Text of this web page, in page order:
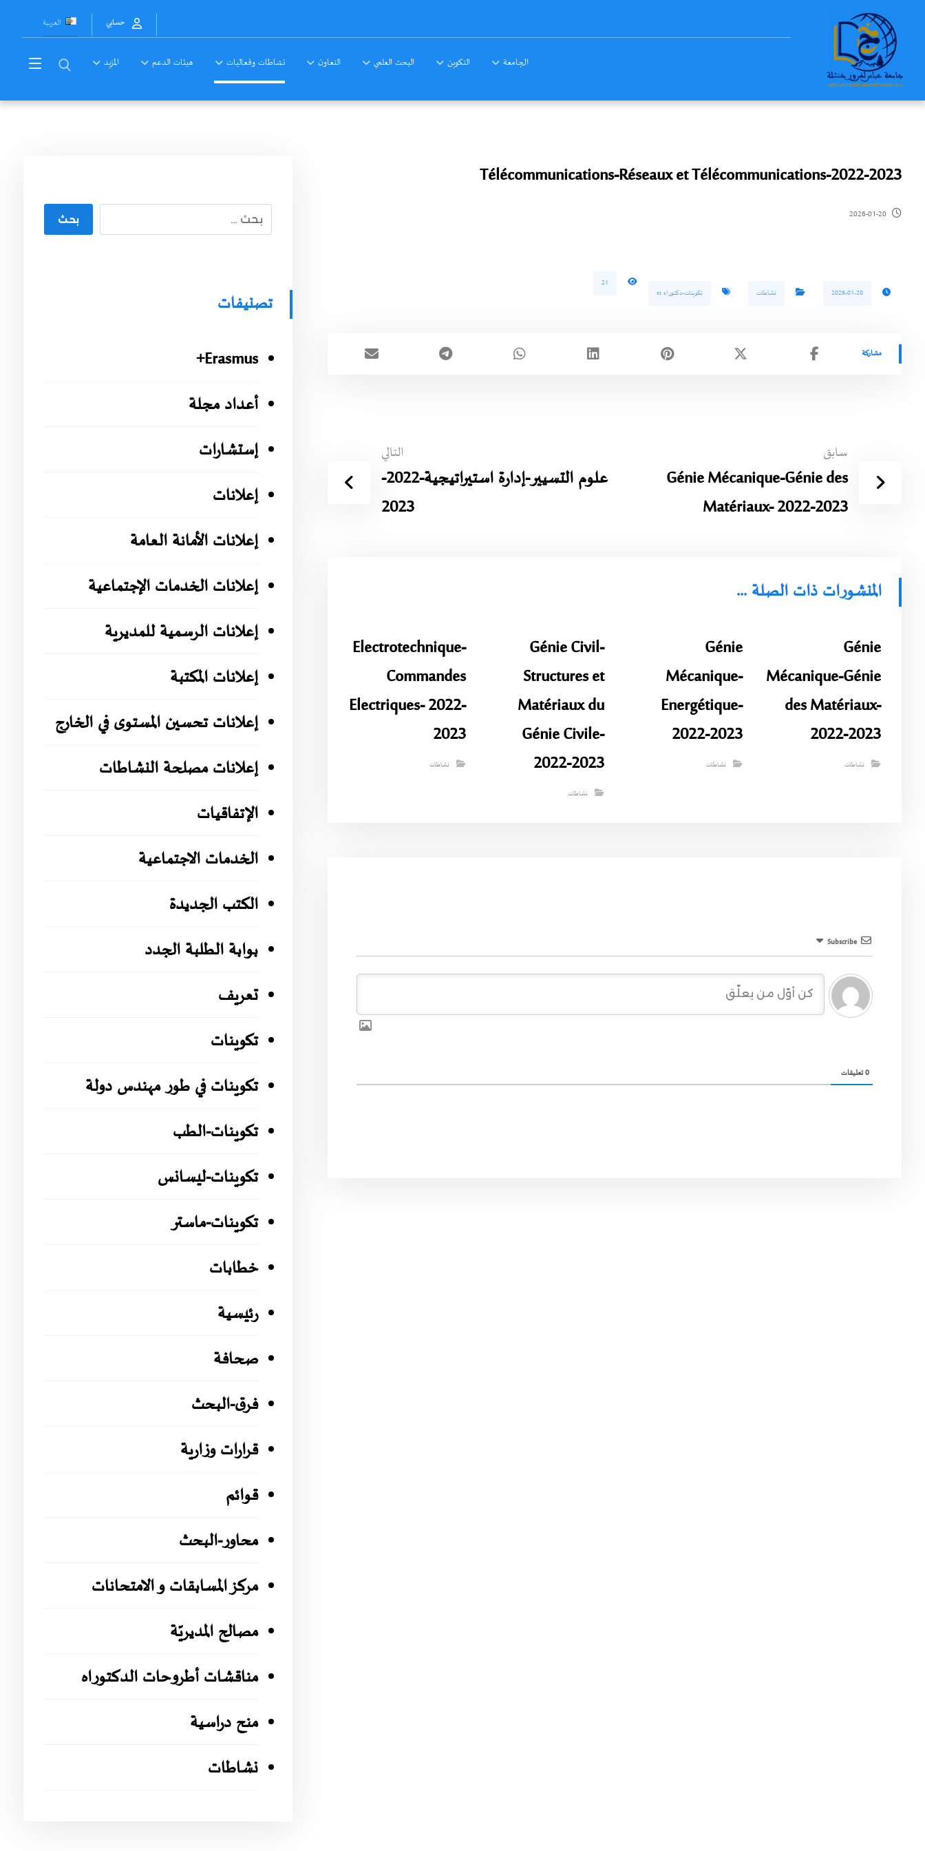
العربية حسابي
الجامعة التكوين البحث العلمي التعاون نشاطات وفعاليات هيئات الدعم المزيد
Télécommunications-Réseaux et Télécommunications-2022-2023
2026-01-20
2026-01-20 نشاطات تكوينات-دكتوراه st
21
سابق
Génie Mécanique-Génie des
Matériaux- 2022-2023
التالي
علوم التسيير-إدارة استيراتيجية-2022-
2023
المنشورات ذات الصلة ...
Génie
Mécanique-Génie
des Matériaux-
2022-2023
نشاطات
Génie
Mécanique-
Energétique-
2022-2023
نشاطات
Génie Civil-
Structures et
Matériaux du
Génie Civile-
2022-2023
نشاطات
Electrotechnique-
Commandes
Electriques- 2022-
2023
نشاطات
Subscribe
0تعليقات
بحث
تصنيفات
Erasmus+
أعداد مجلة
إستشارات
إعلانات
إعلانات الأمانة العامة
إعلانات الخدمات الإجتماعية
إعلانات الرسمية للمديرية
إعلانات المكتبة
إعلانات تحسين المستوى في الخارج
إعلانات مصلحة النشاطات
الإتفاقيات
الخدمات الاجتماعية
الكتب الجديدة
بوابة الطلبة الجدد
تعريف
تكوينات
تكوينات في طور مهندس دولة
تكوينات-الطب
تكوينات-ليسانس
تكوينات-ماستر
خطابات
رئيسية
صحافة
فرق-البحث
قرارات وزارية
قوائم
محاور-البحث
مركز المسابقات و الامتحانات
مصالح المديريّة
مناقشات أطروحات الدكتوراه
منح دراسية
نشاطات